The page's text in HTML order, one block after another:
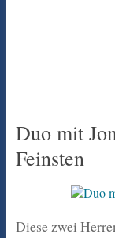
Duo mit
Feinsten
Diese zwei